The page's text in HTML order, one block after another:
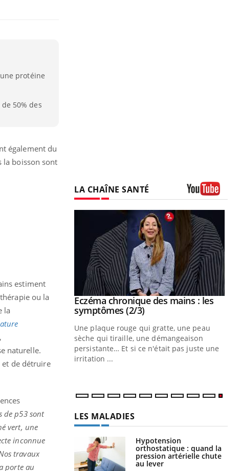
protéine
50% des
également du
la boisson sont
estiment
ou la
la
naturelle.
et de détruire
de p53 sont
vert, une
inconnue
travaux
porte au
LA CHAÎNE SANTÉ
mains : au
Zaraa,
explique
au quotidien
Youtube
Eczéma chronique des mains : les
symptômes (2/3)Youtube
Une plaque rouge qui gratte, une peau
sèche qui tiraille, une démangeaison
persistante… Et si ce n'était pas juste une
irritation ...
LES MALADIES
Hypotension
orthostatique : quand la
pression artérielle chute
au lever